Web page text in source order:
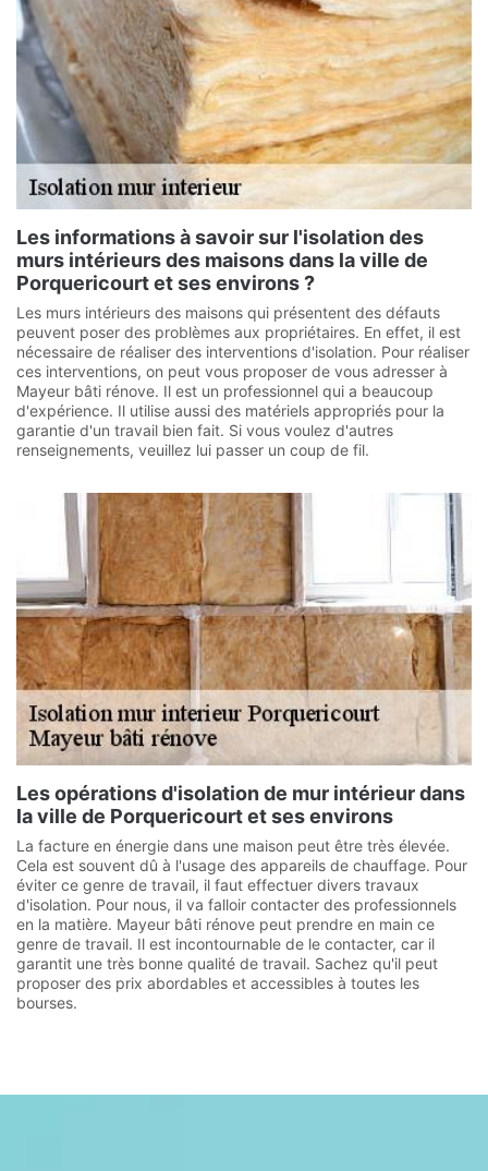
Les informations à savoir sur l'isolation des
murs intérieurs des maisons dans la ville de
Porquericourt et ses environs ?
Les murs intérieurs des maisons qui présentent des défauts
peuvent poser des problèmes aux propriétaires. En effet, il est
nécessaire de réaliser des interventions d'isolation. Pour réaliser
ces interventions, on peut vous proposer de vous adresser à
Mayeur bâti rénove. Il est un professionnel qui a beaucoup
d'expérience. Il utilise aussi des matériels appropriés pour la
garantie d'un travail bien fait. Si vous voulez d'autres
renseignements, veuillez lui passer un coup de fil.
Les opérations d'isolation de mur intérieur dans
la ville de Porquericourt et ses environs
La facture en énergie dans une maison peut être très élevée.
Cela est souvent dû à l'usage des appareils de chauffage. Pour
éviter ce genre de travail, il faut effectuer divers travaux
d'isolation. Pour nous, il va falloir contacter des professionnels
en la matière. Mayeur bâti rénove peut prendre en main ce
genre de travail. Il est incontournable de le contacter, car il
garantit une très bonne qualité de travail. Sachez qu'il peut
proposer des prix abordables et accessibles à toutes les
bourses.